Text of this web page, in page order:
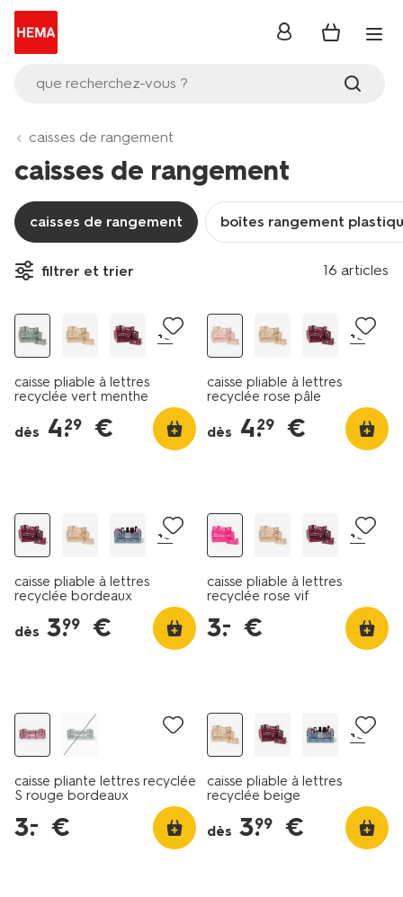
que recherchez-vous ?
se
caisses de rangement
caisses de rangement
caisses de rangement boîtes rangement
filtrer et trier 16 articles
+5
caisse pliable à lettres
recyclée vert menthe
dès 4.
29 €
+5
caisse pliable à lettres
recyclée rose pâle
dès 4.
29 €
+5
caisse pliable à lettres
recyclée bordeaux
dès 3.
99 €
+5
caisse pliable à lettres
recyclée rose vif
3.
– €
caisse pliante lettres recyclée
S rouge bordeaux
3.
– €
+5
caisse pliable à lettres
recyclée beige
dès 3.
99 €